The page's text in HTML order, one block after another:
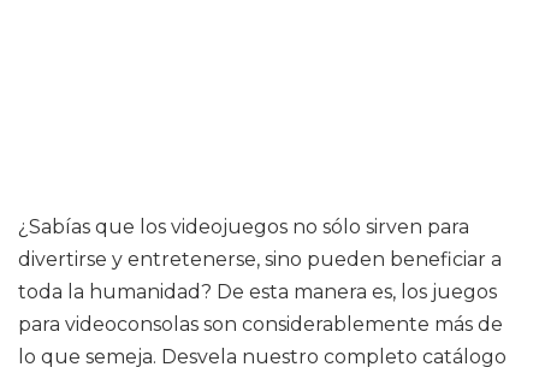
¿Sabías que los videojuegos no sólo sirven para
divertirse y entretenerse, sino pueden beneficiar a
toda la humanidad? De esta manera es, los juegos
para videoconsolas son considerablemente más de
lo que semeja. Desvela nuestro completo catálogo